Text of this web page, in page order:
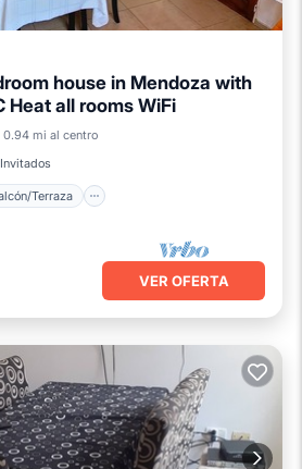
house in Mendoza with
Heat all rooms WiFi
0.94 mi al centro
Terraza
Balcón/Terraza
Aire acondicionado
VER OFERTA